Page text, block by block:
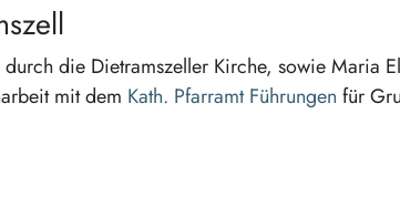
durch die Dietramszeller Kirche, sowie Maria
mit dem Kath. Pfarramt Führungen für